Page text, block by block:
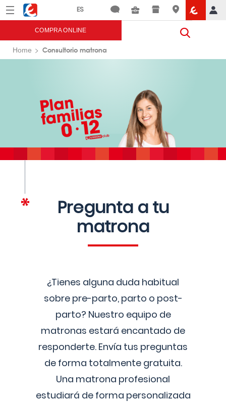
Menú Eroski
COMPRA ONLINE
Home Consultorio matrona
Pregunta a tu
matrona
¿Tienes alguna duda habitual
sobre pre-parto, parto o post-
parto? Nuestro equipo de
matronas estará encantado de
responderte. Envía tus preguntas
de forma totalmente gratuita.
Una matrona profesional
estudiará de forma personalizada